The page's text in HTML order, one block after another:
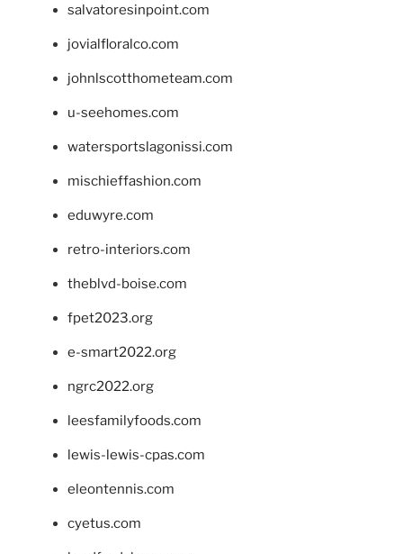
salvatoresinpoint.com
jovialfloralco.com
johnlscotthometeam.com
u-seehomes.com
watersportslagonissi.com
mischieffashion.com
eduwyre.com
retro-interiors.com
theblvd-boise.com
fpet2023.org
e-smart2022.org
ngrc2022.org
leesfamilyfoods.com
lewis-lewis-cpas.com
eleontennis.com
cyetus.com